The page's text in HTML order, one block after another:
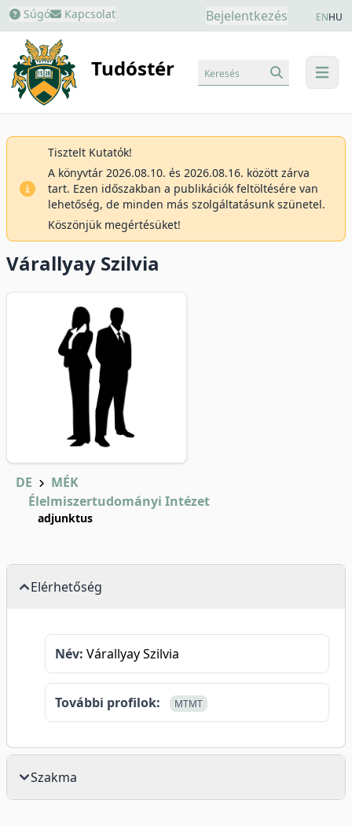
Súgó Kapcsolat Bejelentkezés ENHU
Tudóstér menu
Keresés
Tisztelt Kutatók!
A könyvtár 2026.08.10. és 2026.08.16. között zárva
tart. Ezen időszakban a publikációk feltöltésére van
lehetőség, de minden más szolgáltatásunk szünetel.
Köszönjük megértésüket!
Várallyay Szilvia
DE
MÉK
Élelmiszertudományi Intézet
adjunktus
Elérhetőség
Név: Várallyay Szilvia
További profilok: MTMT
Szakma